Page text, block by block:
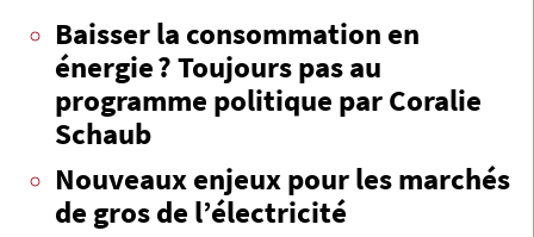
Baisser la consommation en
énergie ? Toujours pas au
programme politique par Coralie
Schaub
Nouveaux enjeux pour les marchés
de gros de l’électricité